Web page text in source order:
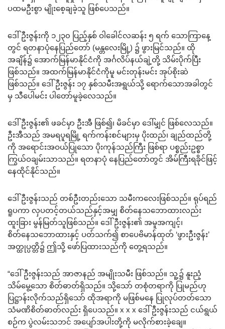
ပထမဦးစွာ မျိုးစေ့ချခဲ့သူ ဖြစ်ပေသည်။
ဒေါ်ဦးဇွန်းကို ၁၂၃၀ ပြည့်နှစ် ဝါခေါင်လဆန်း ၅ ရက် သောကြာနေ့
တွင် ရတနာပုံနေပြည်တော် (မန္တလေးမြို့) ၌ ဖွားမြင်သည်။ ထို
အချိန်၌ အောက်မြန်မာနိုင်ငံကို အင်္ဂလိပ်နယ်ချဲ့တို့ သိမ်းပိုက်ပြီး
ဖြစ်သည်။ အထက်မြန်မာနိုင်ငံကိုမူ မင်းတုန်းမင်း အုပ်စိုးဆဲ
ဖြစ်သည်။ ဒေါ်ဦးဇွန်း ၁၇ နှစ်သမီးအရွယ်သို့ ရောက်သောအခါတွင်
မှ သီပေါမင်း ပါတော်မူခဲ့လေသည်။
ဒေါ်ဦးဇွန်း၏ ဖခင်မှာ ဦးအီ ဖြစ်၍၊ မိခင်မှာ ဒေါ်မျှင် ဖြစ်လေသည်။
ဦးအီသည် အမရပူရမြို့ ရက်ကန်းစင်များမှ ပိုးထည်၊ ချည်ထည်တို့
ကို အရောင်းအဝယ်ပြုသော ပိုးကုန်သည်ကြီး ဖြစ်ရာ ပစ္စည်းဥစ္စာ
ကြွယ်ဝချမ်းသာသည်။ ရတနာပုံ နေပြည်တော်တွင် အိမ်ကြီးရခိုင်ဖြင့်
နေထိုင်နိုင်သည်။
ဒေါ်ဦးဇွန်းသည် တစ်ဦးတည်းသော သမီးကလေးဖြစ်သည်။ ရုပ်ရည်
ရူပကာ လှပတင့်တယ်သည်နှင့်အမျှ စိတ်နေသဘောထားလည်း
ထူးခြား မွန်မြတ်သူဖြစ်သည်။ ဒေါ်ဦးဇွန်း၏ အမူအကျင့်၊
စိတ်နေသဘောထားနှင့် ပတ်သက်၍ စာပေဗိမာန်ထုတ် ‘ဖွားဦးဇွန်း’
အတ္ထုပ္ပတ္တိ၌ ဤသို့ ဖော်ပြထားသည်ကို တွေ့ရသည်။
“ဒေါ်ဦးဇွန်းသည် အာဇာနည် အမျိုးသမီး ဖြစ်သည်။ သူ့၌ နူးညံ့
သိမ်မွေ့သော စိတ်ဓာတ်ရှိသည်။ သို့သော် တစုံတရာကို ပြုမည်ဟု
ပြဋ္ဌာန်းလိုက်သည်ရှိသော် ထိုအရာကို မဖြစ်မနေ ပြုလုပ်တတ်သော
သံမဏိစိတ်ဓာတ်လည်း ရှိပေသည်။ x x x ဒေါ်ဦးဇွန်းသည် ငယ်ရွယ်
စဉ်က ပွဲလမ်းသဘင် အပျော်အပါးတို့ကို မလိုက်စားခဲ့ချေ။